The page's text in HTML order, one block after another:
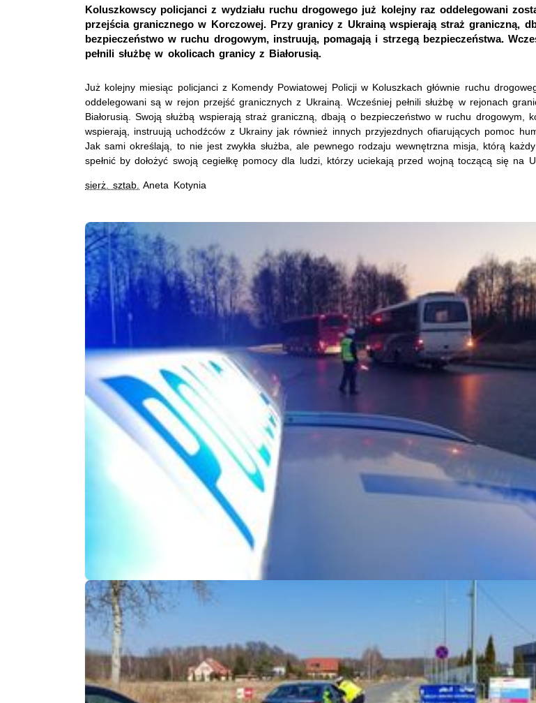
Koluszkowscy policjanci z wydziału ruchu drogowego już kolejny raz oddelegowani
przejścia granicznego w Korczowej. Przy granicy z Ukrainą wspierają straż graniczną,
bezpieczeństwo w ruchu drogowym, instruują, pomagają i strzegą bezpieczeństwa.
pełnili służbę w okolicach granicy z Białorusią.
Już kolejny miesiąc policjanci z Komendy Powiatowej Policji w Koluszkach głównie ruchu
oddelegowani są w rejon przejść granicznych z Ukrainą. Wcześniej pełnili służbę w rejonach
Białorusią. Swoją służbą wspierają straż graniczną, dbają o bezpieczeństwo w ruchu drogowym,
wspierają, instruują uchodźców z Ukrainy jak również innych przyjezdnych ofiarujących pomoc
Jak sami określają, to nie jest zwykła służba, ale pewnego rodzaju wewnętrzna misja, którą
spełnić by dołożyć swoją cegiełkę pomocy dla ludzi, którzy uciekają przed wojną toczącą się na
sierż. sztab. Aneta Kotynia